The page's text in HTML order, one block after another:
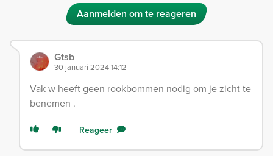
Aanmelden om te reageren
Gtsb
30 januari 2024 14:12
Vak w heeft geen rookbommen nodig om je zicht te
benemen .
Reageer